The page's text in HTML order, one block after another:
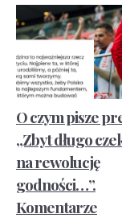
O czym pisze
„Zbyt długo
na rewolucję
godności…”.
Komentarze